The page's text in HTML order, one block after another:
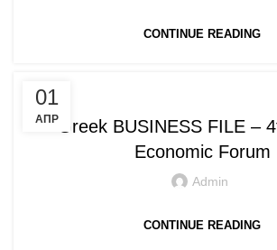
CONTINUE READING
01
ΑΠΡ
Greek BUSINESS FILE –
Economic Forum
Admin
CONTINUE READING